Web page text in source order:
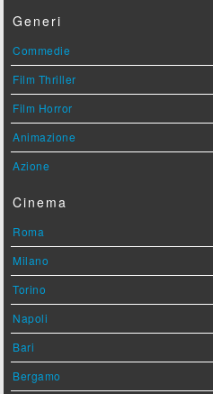
Generi
Commedie
Film Thriller
Film Horror
Animazione
Azione
Cinema
Roma
Milano
Torino
Napoli
Bari
Bergamo